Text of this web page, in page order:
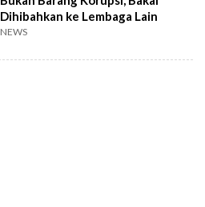
Dihibahkan ke Lembaga Lain
NEWS